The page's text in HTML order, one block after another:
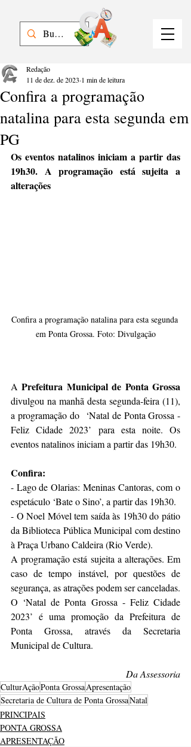
Confira a programação
natalina para esta segunda em
PG
Redação
11 de dez. de 2023 1 min de leitura
Os eventos natalinos iniciam a partir das
19h30. A programação está sujeita a
alterações
Confira a programação natalina para esta segunda
em Ponta Grossa. Foto: Divulgação
A Prefeitura Municipal de Ponta Grossa
divulgou na manhã desta segunda-feira (11),
a programação do  ‘Natal de Ponta Grossa -
Feliz Cidade 2023’ para esta noite. Os
eventos natalinos iniciam a partir das 19h30.
Confira:
- Lago de Olarias: Meninas Cantoras, com o
espetáculo ‘Bate o Sino’, a partir das 19h30.
- O Noel Móvel tem saída às 19h30 do pátio
da Biblioteca Pública Municipal com destino
à Praça Urbano Caldeira (Rio Verde).
A programação está sujeita a alterações. Em
caso de tempo instável, por questões de
segurança, as atrações podem ser canceladas.
O ‘Natal de Ponta Grossa - Feliz Cidade
2023’ é uma promoção da Prefeitura de
Ponta Grossa, através da Secretaria
Municipal de Cultura.
Da Assessoria
CulturAçãoPonta GrossaApresentação
Secretaria de Cultura de Ponta GrossaNatal
PRINCIPAIS
PONTA GROSSA
APRESENTAÇÃO